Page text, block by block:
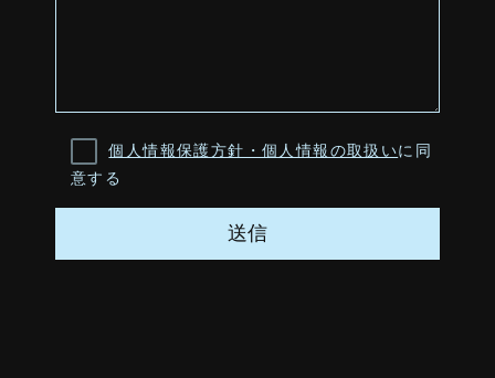
個人情報保護方針・個人情報の取扱いに同
意する